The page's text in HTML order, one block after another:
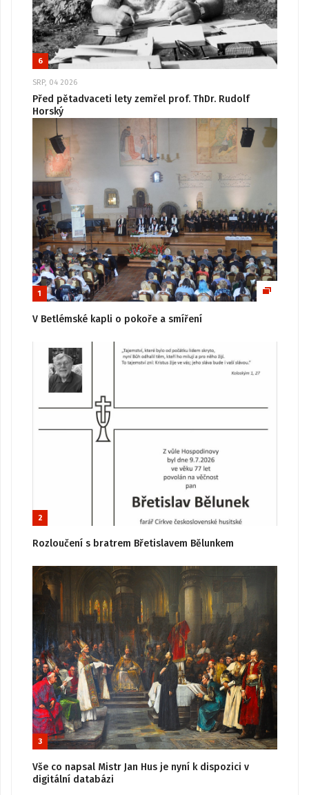
6
SRP, 04 2026
Před pětadvaceti lety zemřel prof. ThDr. Rudolf
Horský
1
V Betlémské kapli o pokoře a smíření
2
Rozloučení s bratrem Břetislavem Bělunkem
3
Vše co napsal Mistr Jan Hus je nyní k dispozici v
digitální databázi